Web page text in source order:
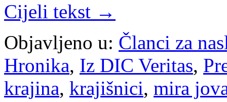
Cijeli tekst →
Objavljeno u: Članci za
Hronika, Iz DIC Veritas,
krajina, krajišnici, mira